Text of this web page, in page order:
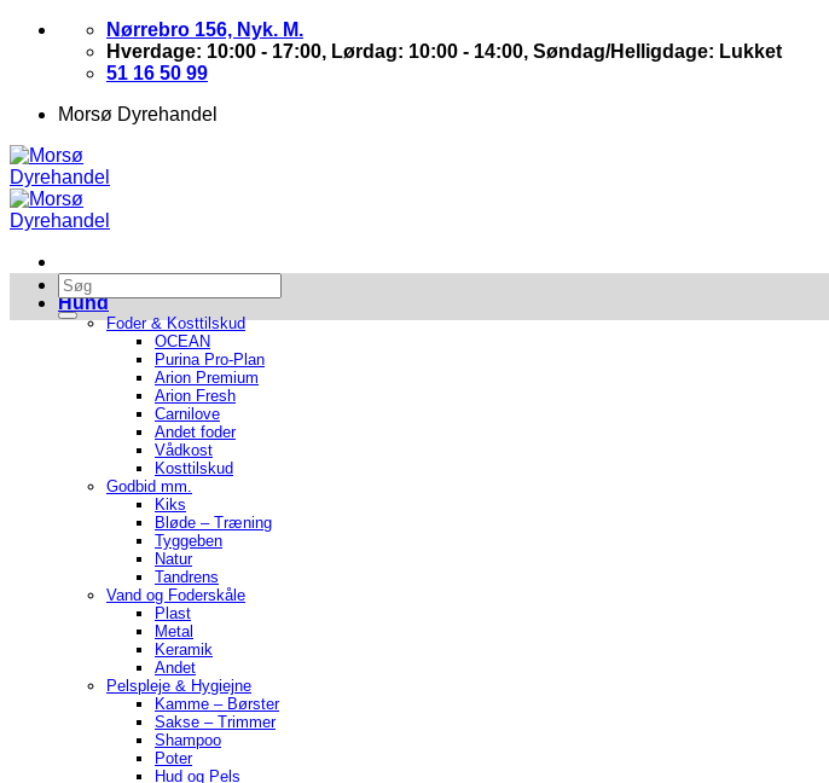
Nørrebro 156, Nyk. M.
Hverdage: 10:00 - 17:00, Lørdag: 10:00 - 14:00, Søndag/Helligdage: Lukket
51 16 50 99
Morsø Dyrehandel
Hund
Foder & Kosttilskud
OCEAN
Purina Pro-Plan
Arion Premium
Arion Fresh
Carnilove
Andet foder
Vådkost
Kosttilskud
Godbid mm.
Kiks
Bløde – Træning
Tyggeben
Natur
Tandrens
Vand og Foderskåle
Plast
Metal
Keramik
Andet
Pelspleje & Hygiejne
Kamme – Børster
Sakse – Trimmer
Shampoo
Poter
Hud og Pels